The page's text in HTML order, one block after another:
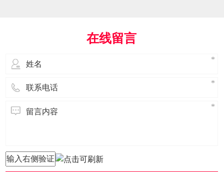
用场景、技术指标及长期维护成本综合考
量。作为深耕行业多年的广东立品地板科
在线留言